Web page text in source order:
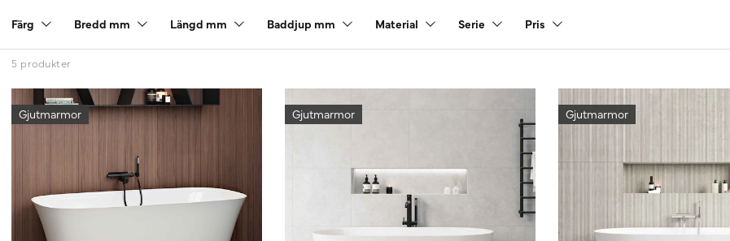
Färg Bredd mm Längd mm Baddjup mm Material Serie Pris
5 produkter
Gjutmarmor Gjutmarmor Gjutmarmor